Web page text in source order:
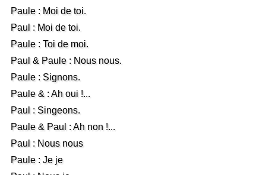
Paule : Moi de toi.
Paul : Moi de toi.
Paule : Toi de moi.
Paul & Paule : Nous nous.
Paule : Signons.
Paule & : Ah oui !...
Paul : Singeons.
Paule & Paul : Ah non !...
Paul : Nous nous
Paule : Je je